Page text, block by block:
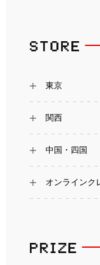
東京
関西
中国・四国
オンラインク